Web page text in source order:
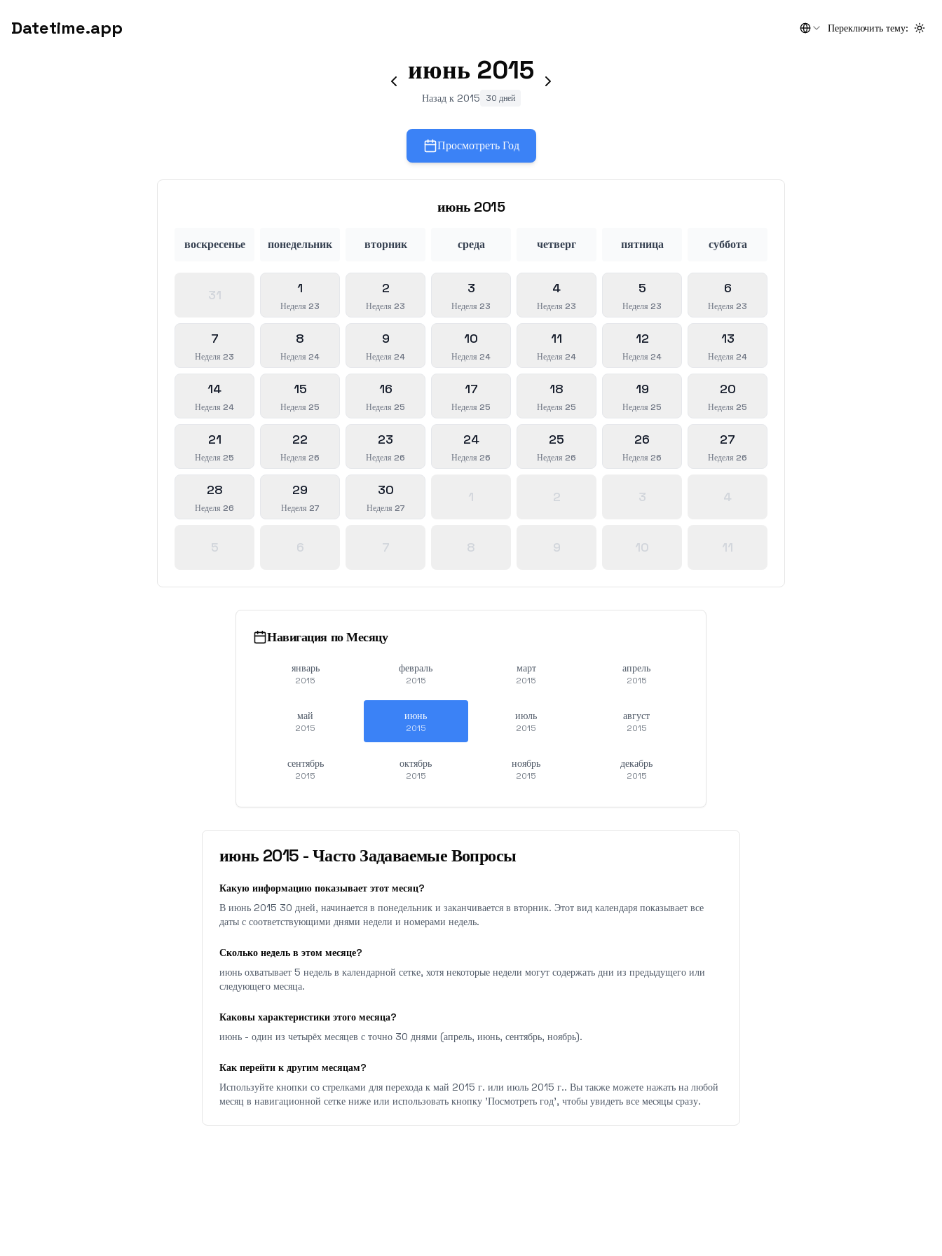
Datetime.app Переключить тему:
июнь 2015
Назад к 2015 30 дней
Просмотреть Год
июнь 2015
воскресенье понедельник вторник среда четверг пятница суббота
31 1
Неделя 23
2
Неделя 23
3
Неделя 23
4
Неделя 23
5
Неделя 23
6
Неделя 23
7
Неделя 23
8
Неделя 24
9
Неделя 24
10
Неделя 24
11
Неделя 24
12
Неделя 24
13
Неделя 24
14
Неделя 24
15
Неделя 25
16
Неделя 25
17
Неделя 25
18
Неделя 25
19
Неделя 25
20
Неделя 25
21
Неделя 25
22
Неделя 26
23
Неделя 26
24
Неделя 26
25
Неделя 26
26
Неделя 26
27
Неделя 26
28
Неделя 26
29
Неделя 27
30
Неделя 27
1 2 3 4
5 6 7 8 9 10 11
Навигация по Месяцу
январь
2015
февраль
2015
март
2015
апрель
2015
май
2015
июнь
2015
июль
2015
август
2015
сентябрь
2015
октябрь
2015
ноябрь
2015
декабрь
2015
июнь 2015 -Часто Задаваемые Вопросы
Какую информацию показывает этот месяц?
В июнь 2015 30 дней, начинается в понедельник и заканчивается в вторник. Этот вид календаря показывает все
даты с соответствующими днями недели и номерами недель.
Сколько недель в этом месяце?
июнь охватывает 5 недель в календарной сетке, хотя некоторые недели могут содержать дни из предыдущего или
следующего месяца.
Каковы характеристики этого месяца?
июнь - один из четырёх месяцев с точно 30 днями (апрель, июнь, сентябрь, ноябрь).
Как перейти к другим месяцам?
Используйте кнопки со стрелками для перехода к май 2015 г. или июль 2015 г.. Вы также можете нажать на любой
месяц в навигационной сетке ниже или использовать кнопку 'Посмотреть год', чтобы увидеть все месяцы сразу.